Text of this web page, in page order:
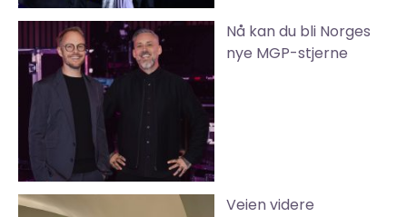
Nå kan du bli Norges
nye MGP-stjerne
Veien videre